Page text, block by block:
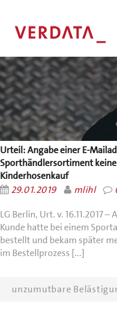
Urteil: Angabe einer E-
Sporthändlersortiment
Kinderhosenkauf
29.01.2019
mlihl
LG Berlin, Urt. v. 16.11.2017 –
Kunde hatte bei einem
bestellt und bekam später
im Bestellprozess [...]
unzumutbare